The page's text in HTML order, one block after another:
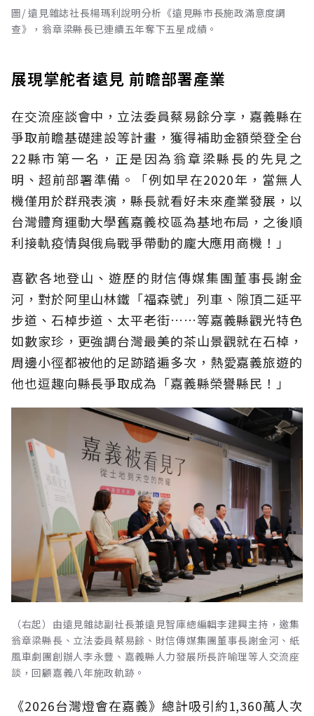
圖/ 遠見雜誌社長楊瑪利說明分析《遠見縣市長施政滿意度調
查》，翁章梁縣長已連續五年奪下五星成績。
展現掌舵者遠見 前瞻部署產業
在交流座談會中，立法委員蔡易餘分享，嘉義縣在
爭取前瞻基礎建設等計畫，獲得補助金額榮登全台
22縣市第一名，正是因為翁章梁縣長的先見之
明、超前部署準備。「例如早在2020年，當無人
機僅用於群飛表演，縣長就看好未來產業發展，以
台灣體育運動大學舊嘉義校區為基地布局，之後順
利接軌疫情與俄烏戰爭帶動的龐大應用商機！」
喜歡各地登山、遊歷的財信傳媒集團董事長謝金
河，對於阿里山林鐵「福森號」列車、隙頂二延平
步道、石棹步道、太平老街……等嘉義縣觀光特色
如數家珍，更強調台灣最美的茶山景觀就在石棹，
周邊小徑都被他的足跡踏遍多次，熱愛嘉義旅遊的
他也逗趣向縣長爭取成為「嘉義縣榮譽縣民！」
（右起）由遠見雜誌副社長兼遠見智庫總編輯李建興主持，邀集
翁章梁縣長、立法委員蔡易餘、財信傳媒集團董事長謝金河、紙
風車劇團創辦人李永豐、嘉義縣人力發展所長許喻理等人交流座
談，回顧嘉義八年施政軌跡。
《2026台灣燈會在嘉義》總計吸引約1,360萬人次